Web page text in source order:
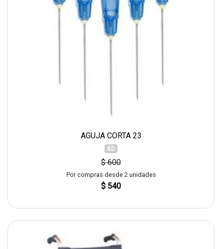
AGUJA CORTA 23
BD
$ 600
Por compras desde 2 unidades
$ 540